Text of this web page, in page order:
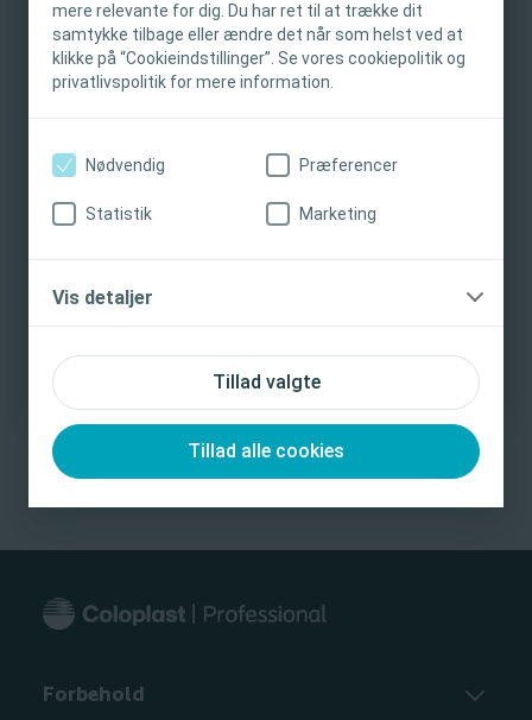
mere relevante for dig. Du har ret til at trække dit
samtykke tilbage eller ændre det når som helst ved at
klikke på “Cookieindstillinger”. Se vores cookiepolitik og
privatlivspolitik for mere information.
Tillad valgte
Tillad alle cookies
Nødvendig Præferencer
Statistik Marketing
Vis detaljer
beregnet til oplysnings- og uddannelsesmæssige
formål og er ikke tiltænkt andre områder.
Coloplast yder ikke medicinsk rådgivning.
oplysninger om de præsenterede produkter,
forholdsregler og advarsler, i produktets
Jeg er sundhedsprofessionel
Se videoen
How to use the MENTOR Tool /
Transanal Irrigation (TAI)Tarmkontinens
UddannelsesværktøjerMultipel scleroseSpina bifida
Rygmarvsskade
Forbehold